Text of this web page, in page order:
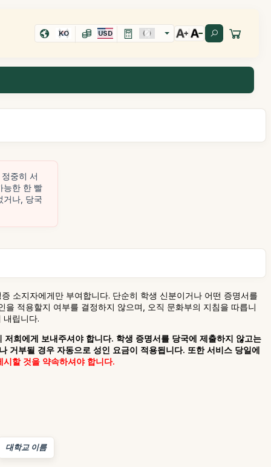
KO USD
중히 서
능한 한 빨
거나, 당국
소지자에게만 부여합니다. 단순히 학생 신분이거나 어떤 증명서를
적용할지 여부를 결정하지 않으며, 오직 문화부의 지침을 따릅니
내립니다.
희에게 보내주셔야 합니다. 학생 증명서를 당국에 제출하지 않고는
거부될 경우 자동으로 성인 요금이 적용됩니다. 또한 서비스 당일에
할 것을 약속하셔야 합니다.
대학교 이름